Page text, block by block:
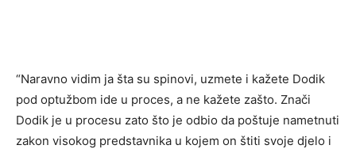
“Naravno vidim ja šta su spinovi, uzmete i kažete Dodik
pod optužbom ide u proces, a ne kažete zašto. Znači
Dodik je u procesu zato što je odbio da poštuje nametnuti
zakon visokog predstavnika u kojem on štiti svoje djelo i